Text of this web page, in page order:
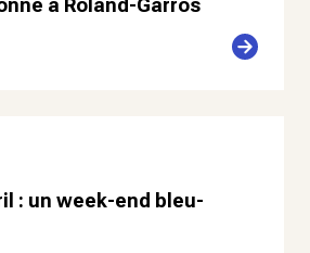
à Roland-Garros
: un week-end bleu-